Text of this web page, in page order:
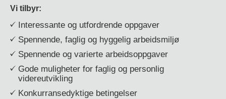
Vi tilbyr:
Interessante og utfordrende oppgaver
Spennende, faglig og hyggelig arbeidsmiljø
Spennende og varierte arbeidsoppgaver
Gode muligheter for faglig og personlig
videreutvikling
Konkurransedyktige betingelser